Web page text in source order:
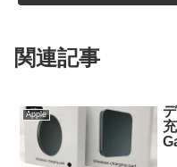
関連記事
Apple